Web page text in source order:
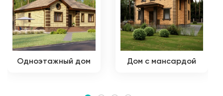
Одноэтажный дом Дом с мансардой